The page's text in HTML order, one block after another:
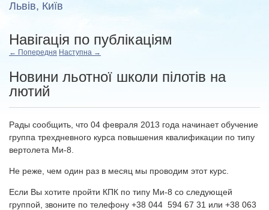
Львів, Київ
Навігація по публікаціям
← Попередня Наступна →
Новини льотної школи пілотів на
лютий
Рады сообщить, что 04 февраля 2013 года начинает обучение
группа трехдневного курса повышения квалификации по типу
вертолета Ми-8.
Не реже, чем один раз в месяц мы проводим этот курс.
Если Вы хотите пройти КПК по типу Ми-8 со следующей
группой, звоните по телефону +38 044 594 67 31 или +38 063